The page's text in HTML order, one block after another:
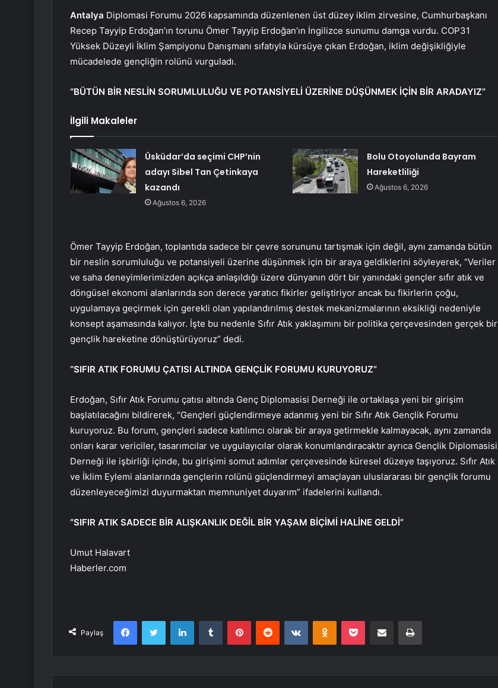
Antalya Diplomasi Forumu 2026 kapsamında düzenlenen üst düzey iklim zirvesine, Cumhurbaşkanı
Recep Tayyip Erdoğan’ın torunu Ömer Tayyip Erdoğan’ın İngilizce sunumu damga vurdu. COP31
Yüksek Düzeyli İklim Şampiyonu Danışmanı sıfatıyla kürsüye çıkan Erdoğan, iklim değişikliğiyle
mücadelede gençliğin rolünü vurguladı.
“BÜTÜN BİR NESLİN SORUMLULUĞU VE POTANSİYELİ ÜZERİNE DÜŞÜNMEK İÇİN BİR ARADAYIZ”
İlgili Makaleler
Üsküdar’da seçimi CHP’nin
adayı Sibel Tan Çetinkaya
kazandı
Ağustos 6, 2026
Bolu Otoyolunda Bayram
Hareketliliği
Ağustos 6, 2026
Ömer Tayyip Erdoğan, toplantıda sadece bir çevre sorununu tartışmak için değil, aynı zamanda bütün
bir neslin sorumluluğu ve potansiyeli üzerine düşünmek için bir araya geldiklerini söyleyerek, “Veriler
ve saha deneyimlerimizden açıkça anlaşıldığı üzere dünyanın dört bir yanındaki gençler sıfır atık ve
döngüsel ekonomi alanlarında son derece yaratıcı fikirler geliştiriyor ancak bu fikirlerin çoğu,
uygulamaya geçirmek için gerekli olan yapılandırılmış destek mekanizmalarının eksikliği nedeniyle
konsept aşamasında kalıyor. İşte bu nedenle Sıfır Atık yaklaşımını bir politika çerçevesinden gerçek bir
gençlik hareketine dönüştürüyoruz” dedi.
“SIFIR ATIK FORUMU ÇATISI ALTINDA GENÇLİK FORUMU KURUYORUZ”
Erdoğan, Sıfır Atık Forumu çatısı altında Genç Diplomasisi Derneği ile ortaklaşa yeni bir girişim
başlatılacağını bildirerek, “Gençleri güçlendirmeye adanmış yeni bir Sıfır Atık Gençlik Forumu
kuruyoruz. Bu forum, gençleri sadece katılımcı olarak bir araya getirmekle kalmayacak, aynı zamanda
onları karar vericiler, tasarımcılar ve uygulayıcılar olarak konumlandıracaktır ayrıca Gençlik Diplomasisi
Derneği ile işbirliği içinde, bu girişimi somut adımlar çerçevesinde küresel düzeye taşıyoruz. Sıfır Atık
ve İklim Eylemi alanlarında gençlerin rolünü güçlendirmeyi amaçlayan uluslararası bir gençlik forumu
düzenleyeceğimizi duyurmaktan memnuniyet duyarım” ifadelerini kullandı.
“SIFIR ATIK SADECE BİR ALIŞKANLIK DEĞİL BİR YAŞAM BİÇİMİ HALİNE GELDİ”
Umut Halavart
Haberler.com
Paylaş
FacebookTwitter LinkedInTumblr PinterestReddit VKontakteOdnoklassniki
Pocket E-Posta ile paylaş Yazdır